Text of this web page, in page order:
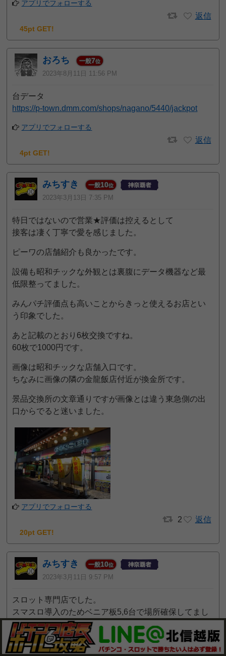
アプリでフォローする
返信
45pt GET!
おろち 一般7位
2023年8月11日 11:56 PM
台データ
https://p-town.dmm.com/shops/nagano/5440/jackpot
アプリでフォローする
返信
4pt GET!
みちすき 一般10位
2023年3月13日 7:35 PM
特日ではないので営業★評価は控えるとして
接客は凄く丁寧で愛を感じました。
ピーワの店舗紹介も良かったです。
設備も昭和チックな外観とは裏腹にデータ機器など最
低限整ってました。
みんパチ評価点も高いことからきっと使えるお店とい
う印象でした。
あと記載のとおり6枚交換ですね。
60枚で1000円です。
画像は昭和チックな店舗入口です。
ちなみに画像の隣の金龍飯店付近が換金所です。
景品交換所の文章通りですが画像とは違う東急側の出
口からでると迷いました。
アプリでフォローする
2 返信
20pt GET!
みちすき 一般10位
2023年3月11日 9:57 PM
スロット専門店でした。
スマスロ導入のためベニア板5,6台で場所確保してまし
た。
流石に3月10日夜来店時はこれといった特定日でもなく